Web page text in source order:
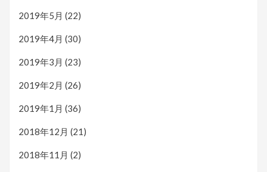
2019年5月 (22)
2019年4月 (30)
2019年3月 (23)
2019年2月 (26)
2019年1月 (36)
2018年12月 (21)
2018年11月 (2)